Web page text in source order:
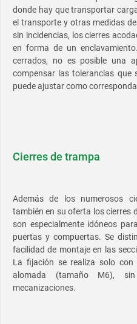
donde hay que transportar
el transporte y otras medidas
sin incidencias, los cierres
en forma de un
cerrados, no es posible una
compensar las tolerancias que
puede ajustar como
Cierres de trampa
Además de los numerosos
también en su oferta los cierres
son especialmente idóneos
puertas y compuertas. Se
facilidad de montaje en las
La fijación se realiza solo
alomada (tamaño M6),
mecanizaciones.